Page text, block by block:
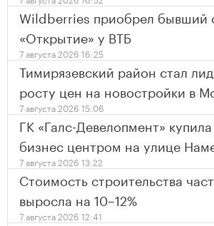
Wildberries приобрел бывший
«Открытие» у ВТБ
7 августа 2026 16:25
Тимирязевский район стал
росту цен на новостройки в
7 августа 2026 15:06
ГК «Галс-Девелопмент»
бизнес центром на улице
7 августа 2026 13:22
Стоимость строительства
выросла на 10–12%
7 августа 2026 12:41